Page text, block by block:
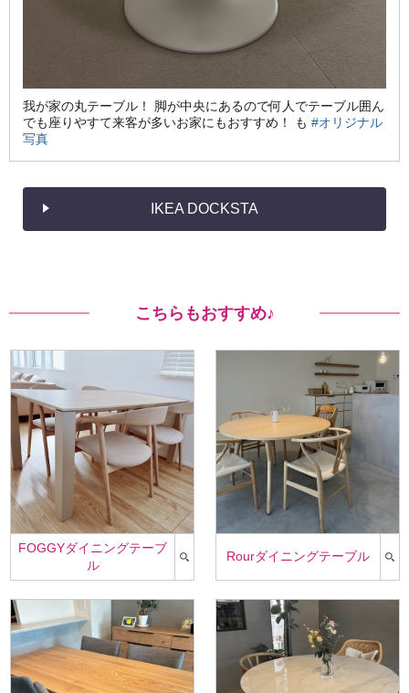
我が家の丸テーブル！ 脚が中央にあるので何人でテーブル囲ん
でも座りやすて来客が多いお家にもおすすめ！ も #オリジナル
写真
IKEA DOCKSTA
こちらもおすすめ♪
FOGGYダイニングテーブ
ル
Rourダイニングテーブル